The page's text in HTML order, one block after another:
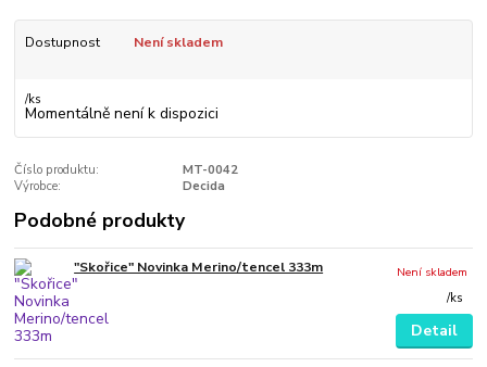
Dostupnost Není skladem
/ks
Momentálně není k dispozici
Číslo produktu:
MT-0042
Výrobce:
Decida
Podobné produkty
"Skořice" Novinka Merino/tencel 333m
/ks
Není skladem
Detail